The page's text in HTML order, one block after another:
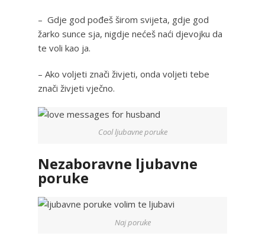
– Gdje god pođeš širom svijeta, gdje god
žarko sunce sja, nigdje nećeš naći djevojku da
te voli kao ja.
– Ako voljeti znači živjeti, onda voljeti tebe
znači živjeti vječno.
Cool ljubavne poruke
Nezaboravne ljubavne
poruke
Naj poruke